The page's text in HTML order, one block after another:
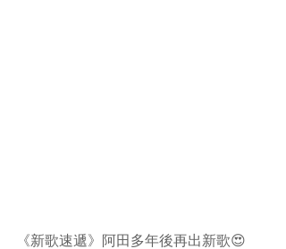
《新歌速遞》阿田多年後再出新歌😍